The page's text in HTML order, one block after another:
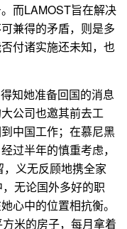
而LAMOST旨在解决
兼得的矛盾，则是多
付诸实施还未知，也
知她准备回国的消息
公司也邀其前去工
中国工作；在慕尼黑
半年的慎重考虑，
义无反顾地携全家
无论国外多好的职
心中的位置相抗衡。
方米的房子，每月拿着